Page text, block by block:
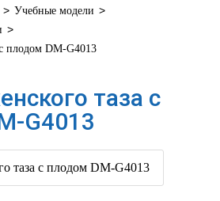
> Учебные модели >
>
плодом DM-G4013
таза с
G4013